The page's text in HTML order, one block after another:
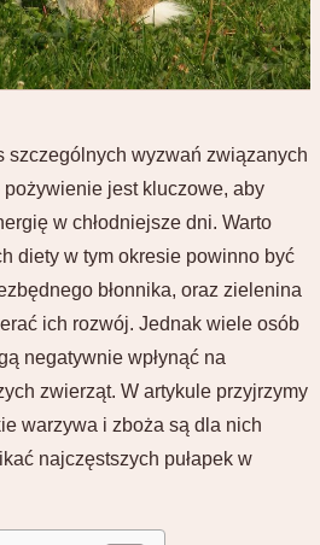
szczególnych wyzwań związanych
jest kluczowe, aby
w chłodniejsze dni. Warto
diety w tym okresie powinno być
błonnika, oraz zielenina
ich rozwój. Jednak wiele osób
negatywnie wpłynąć na
zwierząt. W artykule przyjrzymy
warzywa i zboża są dla nich
najczęstszych pułapek w